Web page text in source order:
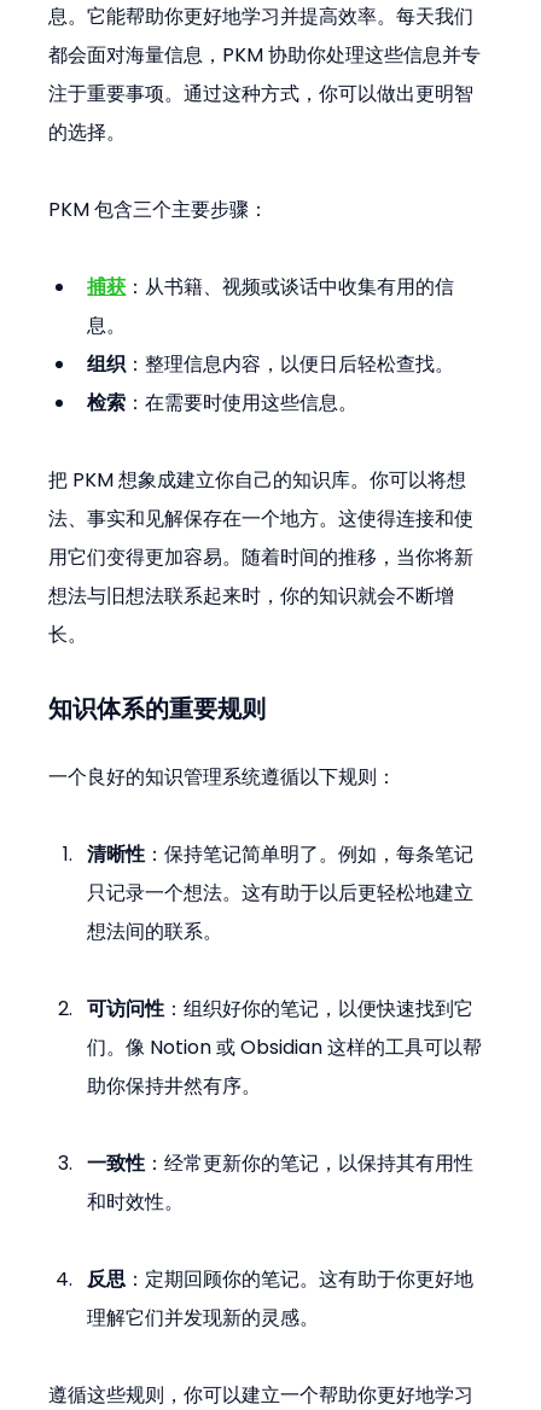
息。它能帮助你更好地学习并提高效率。每天我们
都会面对海量信息，PKM 协助你处理这些信息并专
注于重要事项。通过这种方式，你可以做出更明智
的选择。
PKM 包含三个主要步骤：
捕获 ：从书籍、视频或谈话中收集有用的信
息。
组织：整理信息内容，以便日后轻松查找。
检索 ：在需要时使用这些信息。
把 PKM 想象成建立你自己的知识库。你可以将想
法、事实和见解保存在一个地方。这使得连接和使
用它们变得更加容易。随着时间的推移，当你将新
想法与旧想法联系起来时，你的知识就会不断增
长。
知识体系的重要规则
一个良好的知识管理系统遵循以下规则：
清晰性：保持笔记简单明了。例如，每条笔记
只记录一个想法。这有助于以后更轻松地建立
想法间的联系。
可访问性：组织好你的笔记，以便快速找到它
们。像 Notion 或 Obsidian 这样的工具可以帮
助你保持井然有序。
一致性：经常更新你的笔记，以保持其有用性
和时效性。
反思 ：定期回顾你的笔记。这有助于你更好地
理解它们并发现新的灵感。
遵循这些规则，你可以建立一个帮助你更好地学习